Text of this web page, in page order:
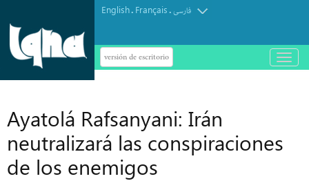
English. Français.فارسی
versión de escritorio
باز
و
Ayatolá Rafsanyani: Irán
neutralizará las conspiraciones
de los enemigos